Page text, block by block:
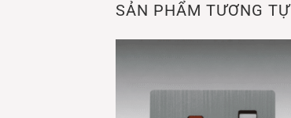
SẢN PHẨM TƯƠNG TỰ